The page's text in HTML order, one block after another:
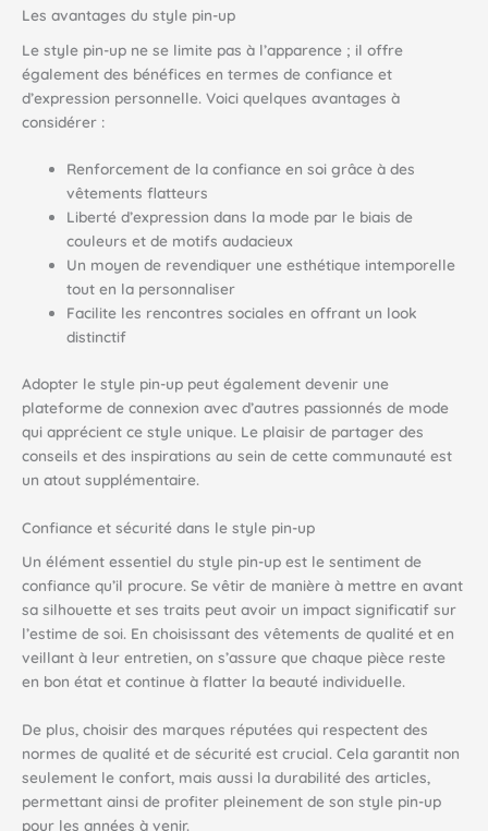
Les avantages du style pin-up
Le style pin-up ne se limite pas à l’apparence ; il offre
également des bénéfices en termes de confiance et
d’expression personnelle. Voici quelques avantages à
considérer :
Renforcement de la confiance en soi grâce à des
vêtements flatteurs
Liberté d’expression dans la mode par le biais de
couleurs et de motifs audacieux
Un moyen de revendiquer une esthétique intemporelle
tout en la personnaliser
Facilite les rencontres sociales en offrant un look
distinctif
Adopter le style pin-up peut également devenir une
plateforme de connexion avec d’autres passionnés de mode
qui apprécient ce style unique. Le plaisir de partager des
conseils et des inspirations au sein de cette communauté est
un atout supplémentaire.
Confiance et sécurité dans le style pin-up
Un élément essentiel du style pin-up est le sentiment de
confiance qu’il procure. Se vêtir de manière à mettre en avant
sa silhouette et ses traits peut avoir un impact significatif sur
l’estime de soi. En choisissant des vêtements de qualité et en
veillant à leur entretien, on s’assure que chaque pièce reste
en bon état et continue à flatter la beauté individuelle.
De plus, choisir des marques réputées qui respectent des
normes de qualité et de sécurité est crucial. Cela garantit non
seulement le confort, mais aussi la durabilité des articles,
permettant ainsi de profiter pleinement de son style pin-up
pour les années à venir.